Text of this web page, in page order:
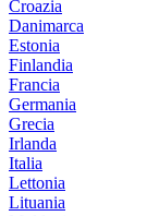
Croazia
Danimarca
Estonia
Finlandia
Francia
Germania
Grecia
Irlanda
Italia
Lettonia
Lituania